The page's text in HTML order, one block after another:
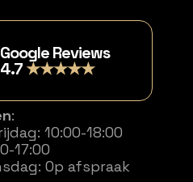
Google Reviews
4.7★★★★★
:
10:00-18:00
17:00
Op afspraak